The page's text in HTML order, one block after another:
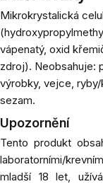
Mikrokrystalická
vápenatý, oxid
zdroj). Neobsahuje:
výrobky, vejce,
sezam.
Upozornění
Tento produkt
laboratorními/
mladší 18 let,